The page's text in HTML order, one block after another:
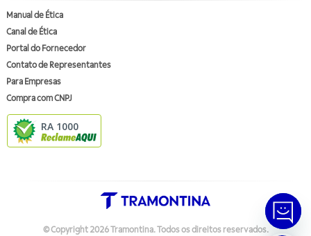
Manual de Ética
Canal de Ética
Portal do Fornecedor
Contato de Representantes
Para Empresas
Compra com CNPJ
RA 1000
© Copyright 2026Tramontina.Todos os direitos reservados.